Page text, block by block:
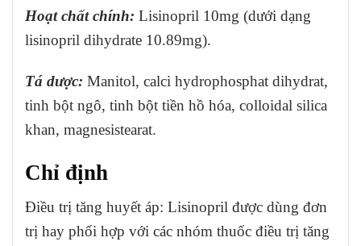
Hoạt chất chính: Lisinopril 10mg (dưới dạng
lisinopril dihydrate 10.89mg).
Tá dược: Manitol, calci hydrophosphat dihydrat,
tinh bột ngô, tinh bột tiền hồ hóa, colloidal silica
khan, magnesistearat.
Chỉ định
Ðiều trị tăng huyết áp: Lisinopril được dùng đơn
trị hay phối hợp với các nhóm thuốc điều trị tăng